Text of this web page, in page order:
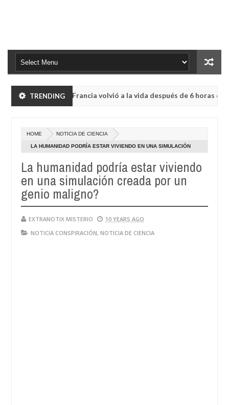
TRENDING
Hombre en Francia volvió a la vida después de 6 horas de ser
Hombre en Francia volvió a la vida después de 6 horas de ser
de Kemerovo.
HOME NOTICIA DE CIENCIA
LA HUMANIDAD PODRÍA ESTAR VIVIENDO EN UNA SIMULACIÓN
La humanidad podría estar viviendo
en una simulación creada por un
genio maligno?
EXTRANOTIX MISTERIO
10 YEARS AGO
NOTICIA CONSPIRACIÓN, NOTICIA DE CIENCIA